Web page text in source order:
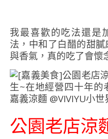
我最喜歡的吃法還是
法，中和了白醋的甜
與香氣，真的吃了會懷
公園老店涼